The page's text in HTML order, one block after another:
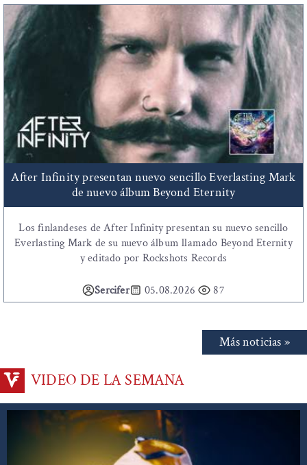
After Infinity presentan nuevo sencillo Everlasting Mark
de nuevo álbum Beyond Eternity
Los finlandeses de After Infinity presentan su nuevo sencillo
Everlasting Mark de su nuevo álbum llamado Beyond Eternity
y editado por Rockshots Records
Sercifer 05.08.2026 87
Más noticias »
VIDEO DE LA SEMANA